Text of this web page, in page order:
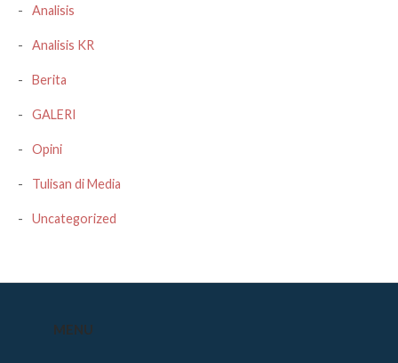
Analisis
Analisis KR
Berita
GALERI
Opini
Tulisan di Media
Uncategorized
MENU